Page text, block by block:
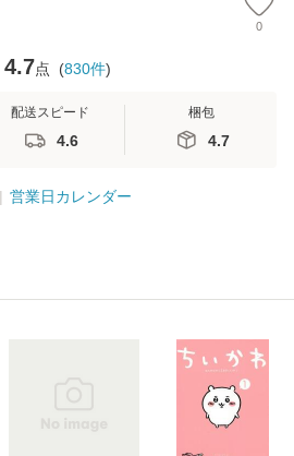
0
4.7点 (830件)
配送スピード
4.6
梱包
4.7
営業日カレンダー